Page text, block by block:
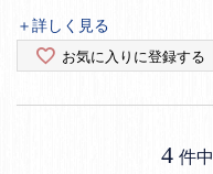
＋詳しく見る
お気に入りに登録する
4 件中